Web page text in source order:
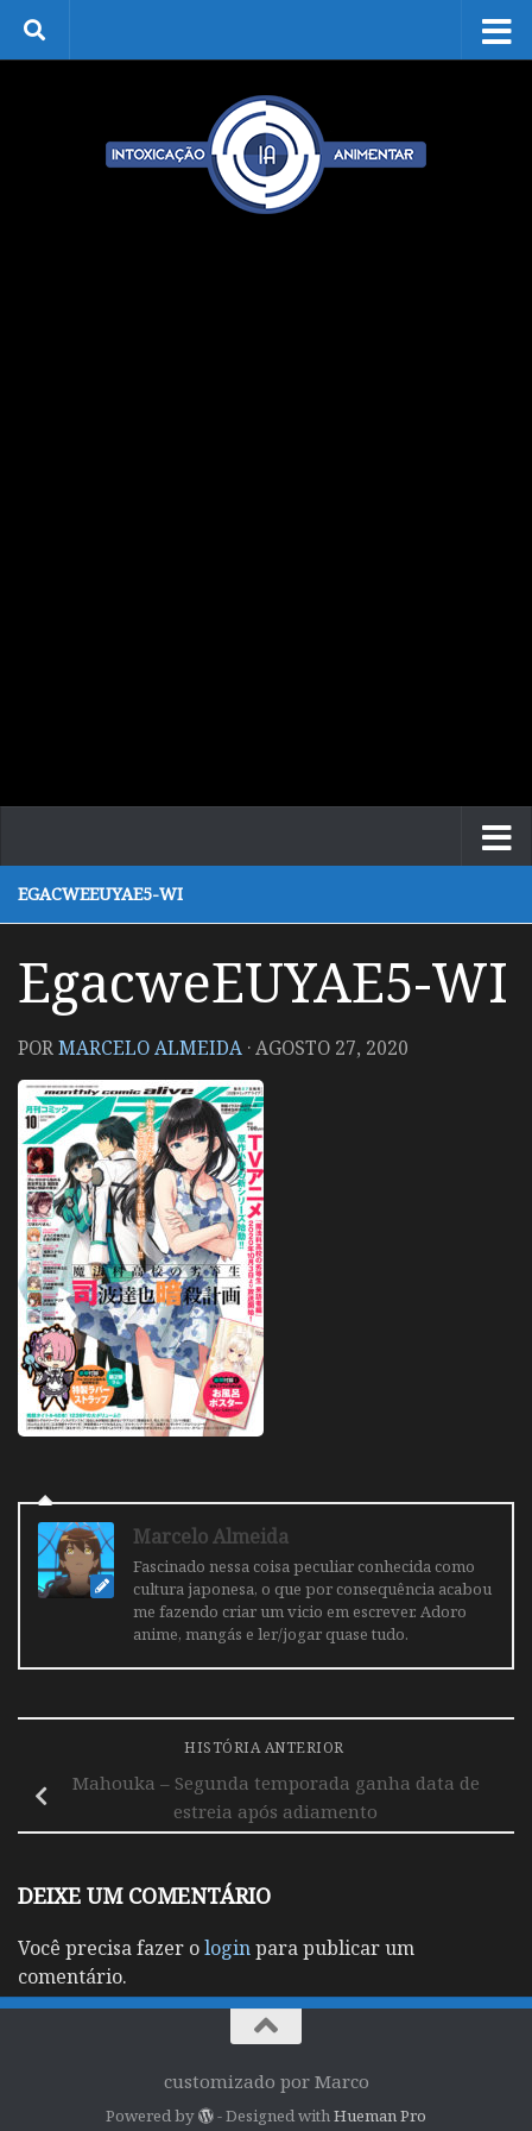
Skip to content
EGACWEEUYAE5-WI
EgacweEUYAE5-WI
PORMARCELO ALMEIDA ·AGOSTO 27, 2020
Marcelo Almeida
Fascinado nessa coisa peculiar conhecida como
cultura japonesa, o que por consequência acabou
me fazendo criar um vicio em escrever. Adoro
anime, mangás e ler/jogar quase tudo.
HISTÓRIA ANTERIOR
Mahouka – Segunda temporada ganha data de
estreia após adiamento
DEIXE UM COMENTÁRIO
Você precisa fazer ologinpara publicar um
comentário.
customizado por Marco
Powered by - Designed with Hueman Pro